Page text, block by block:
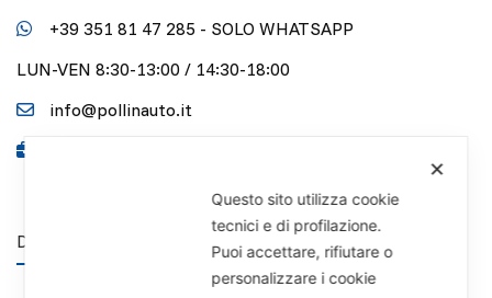
+39 351 81 47 285 - SOLO WHATSAPP
LUN-VEN 8:30-13:00 / 14:30-18:00
info@pollinauto.it
DISCLAIMER
✕
Questo sito utilizza cookie
tecnici e di profilazione.
Puoi accettare, rifiutare o
personalizzare i cookie